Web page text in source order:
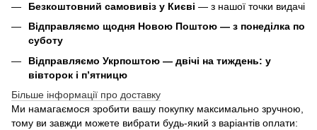
Безкоштовний самовивіз у Києві — з нашої точки видачі
Відправляємо щодня Новою Поштою — з понеділка по
суботу
Відправляємо Укрпоштою — двічі на тиждень: у
вівторок і п’ятницю
Більше інформації про доставку
Ми намагаємося зробити вашу покупку максимально зручною,
тому ви завжди можете вибрати будь-який з варіантів оплати: